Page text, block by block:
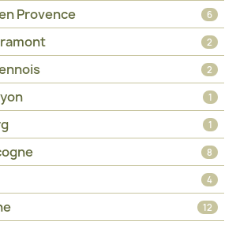
Provence 6
2
2
1
1
8
4
12